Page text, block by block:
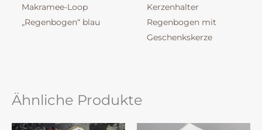
Makramee-Loop
„Regenbogen“ blau
Kerzenhalter
Regenbogen mit
Geschenkskerze
Ähnliche Produkte